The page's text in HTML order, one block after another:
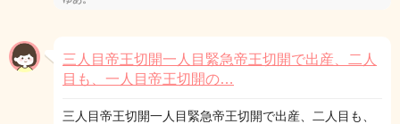
三人目帝王切開一人目緊急帝王切開で出産、二人
目も、一人目帝王切開の…
三人目帝王切開一人目緊急帝王切開で出産、二人目も、